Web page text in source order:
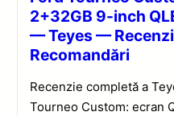
2+32GB 9-inch
— Teyes —
Recomandări
Recenzie completă a
Tourneo Custom: ecran